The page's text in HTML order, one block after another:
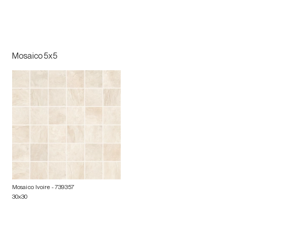
Mosaico 5x5
Mosaico Ivoire- 739357
30x30